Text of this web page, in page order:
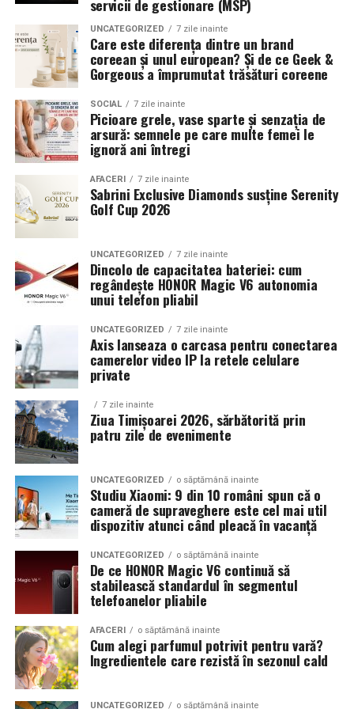
combinând experiența organizatorică cu capacitatea de
a transforma fiecare eveniment într-o amintire
deosebită pentru participanți.
echilibrat, in timp ce o alegere gresita poate strica
proportiile, chiar daca restul masinii este bine realizat.
Anvelopele ca element vizual la show-uri auto
La evenimentele auto din Cluj, anvelopele nu sunt doar
componente functionale, ci si elemente vizuale. Publicul
si fotografii surprind adesea detalii precum modul in
care roata umple aripa, distanta fata de caroserie si
aspectul general al ansamblului roata-janta.
Anvelopele curate, cu dimensiuni corecte si uzura
masini de show. In multe cazuri, acestea completeaza
jantele si intaresc conceptul ales de proprietar, fie ca
vorbim despre un stil elegant, sportiv sau minimalist.
Echilibrul dintre estetica si utilizare reala
Un aspect specific evenimentelor auto din Cluj este
prezenta multor masini care nu sunt doar proiecte de
show, ci si vehicule utilizate zilnic. Proprietarii acestora
cauta solutii care sa le permita sa participe la
evenimente fara a sacrifica complet confortul sau
siguranta pe drumurile publice.
In acest context, anvelopele alese trebuie sa ofere un
echilibru intre aspect si functionalitate. Multi pasionati
opteaza pentru anvelope care arata bine la show, dar
care pot fi folosite si in conditii reale de trafic,
indiferent de vreme sau sezon.
De ce conteaza tipul de anvelopa la evenimentele din
Cluj
Clujul este un oras in care vremea poate fi imprevizibila,
iar drumurile din imprejurimi includ atat zone urbane,
cat si trasee montane sau colinare. O masina pregatita
servicii de gestionare (MSP)
UNCATEGORIZED 7 zile inainte
Care este diferența dintre un brand
coreean și unul european? Și de ce Geek &
Gorgeous a împrumutat trăsături coreene
SOCIAL 7 zile inainte
Picioare grele, vase sparte și senzația de
arsură: semnele pe care multe femei le
ignoră ani întregi
AFACERI 7 zile inainte
Sabrini Exclusive Diamonds susține Serenity
Golf Cup 2026
UNCATEGORIZED 7 zile inainte
Dincolo de capacitatea bateriei: cum
regândește HONOR Magic V6 autonomia
unui telefon pliabil
UNCATEGORIZED 7 zile inainte
Axis lanseaza o carcasa pentru conectarea
camerelor video IP la retele celulare
private
7 zile inainte
Ziua Timișoarei 2026, sărbătorită prin
patru zile de evenimente
UNCATEGORIZED o săptămână inainte
Studiu Xiaomi: 9 din 10 români spun că o
cameră de supraveghere este cel mai util
dispozitiv atunci când pleacă în vacanță
UNCATEGORIZED o săptămână inainte
De ce HONOR Magic V6 continuă să
stabilească standardul în segmentul
telefoanelor pliabile
AFACERI o săptămână inainte
Cum alegi parfumul potrivit pentru vară?
Ingredientele care rezistă în sezonul cald
UNCATEGORIZED o săptămână inainte